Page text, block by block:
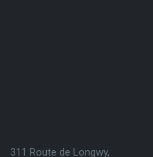
311 Route de Longwy,